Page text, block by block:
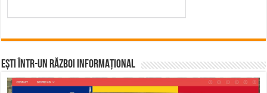
Ești într-un RĂZBOI INFORMAȚIONAL